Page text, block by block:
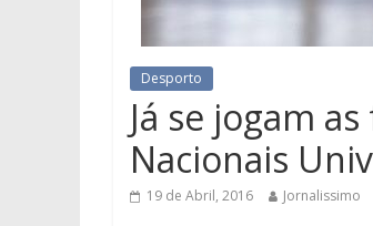
Desporto
Já se jogam
Nacionais
19 de Abril, 2016 Jornalissimo